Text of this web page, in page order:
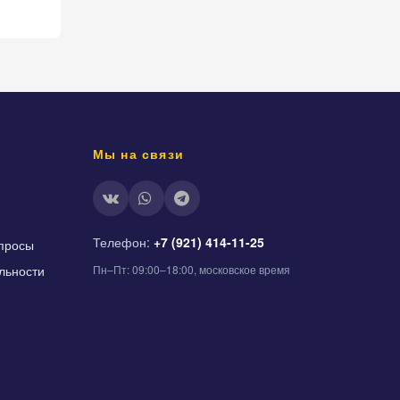
Мы на связи
Телефон: +7 (921) 414-11-25
Пн–Пт: 09:00–18:00, московское время